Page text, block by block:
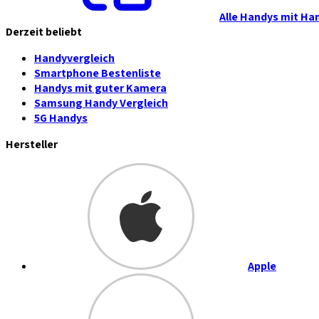
Alle Handys mit
Derzeit beliebt
Handyvergleich
Smartphone Bestenliste
Handys mit guter Kamera
Samsung Handy Vergleich
5G Handys
Hersteller
Apple